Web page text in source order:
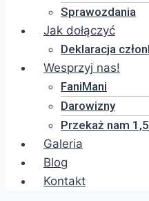
Sprawozdania
Jak dołączyć
Deklaracja
Wesprzyj nas!
FaniMani
Darowizny
Przekaż nam
Galeria
Blog
Kontakt